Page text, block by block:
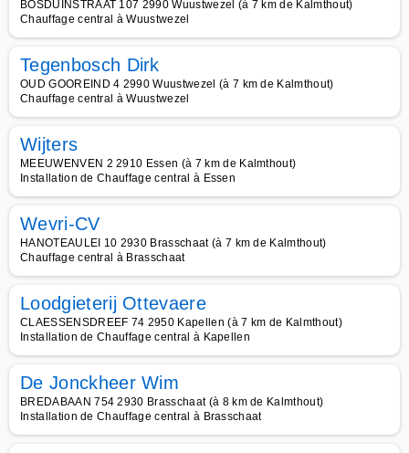
BOSDUINSTRAAT 107 2990 Wuustwezel (à 7 km de Kalmthout)
Chauffage central à Wuustwezel
Tegenbosch Dirk
OUD GOOREIND 4 2990 Wuustwezel (à 7 km de Kalmthout)
Chauffage central à Wuustwezel
Wijters
MEEUWENVEN 2 2910 Essen (à 7 km de Kalmthout)
Installation de Chauffage central à Essen
Wevri-CV
HANOTEAULEI 10 2930 Brasschaat (à 7 km de Kalmthout)
Chauffage central à Brasschaat
Loodgieterij Ottevaere
CLAESSENSDREEF 74 2950 Kapellen (à 7 km de Kalmthout)
Installation de Chauffage central à Kapellen
De Jonckheer Wim
BREDABAAN 754 2930 Brasschaat (à 8 km de Kalmthout)
Installation de Chauffage central à Brasschaat